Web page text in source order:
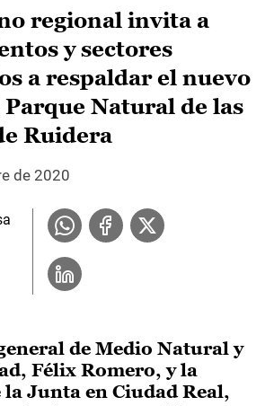
regional invita a
y sectores
a respaldar el nuevo
Parque Natural de las
Ruidera
de 2020
de Medio Natural y
Félix Romero, y la
la Junta en Ciudad Real,